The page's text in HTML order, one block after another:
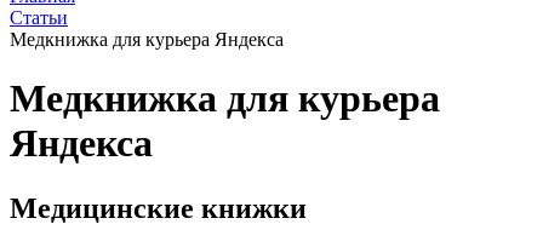
Статьи
Медкнижка для курьера Яндекса
Медкнижка для курьера
Яндекса
Медицинские книжки